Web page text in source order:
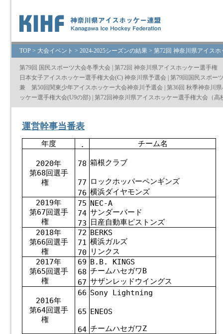
TOP > 大会イベント > 2024-2025シーズンの結果 > 第72回 神奈川県アイス
第79回 国民スポーツ大会冬季大会 | 第72回 神奈川県アイスホッケー選手権
日本女子アイスホッケー選手権大会(C) 神奈川県予選会 | 第79回国民スポー
兼 第50回関東少年アイスホッケー大会神奈川予選会 | 第36回 秋季神奈川
ッケー選手権大会(U9の部) | 第72回神奈川県アイスホッケー選手権大会（高
運営幹事当番表
年度 . チーム名
2020年
第68回選手
権
78 箱根クラブ
77 ロックホッパーペンギンズ
76 横浜ダイヤモンズ
2019年
第67回選手
権
75 NEC-A
74 サンダーバード
73 日産自動車ピストンズ
2018年
第66回選手
権
72 BERKS
71 横浜ガルズ
70
リンクス
2017年
第65回選手
権
69 B.B. KINGS
68 チームハセガワB
67 サザンレッドウイングス
2016年
第64回選手
権
66 Sony Lightning
65 ENEOS
64 チームハセガワZ